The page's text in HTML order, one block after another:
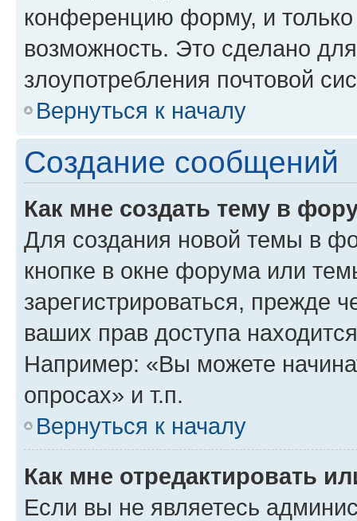
конференцию форму, и
возможность. Это сделано
злоупотребления почтовой
Вернуться к началу
Создание сообщений
Как мне создать тему в
Для создания новой темы в
кнопке в окне форума или
зарегистрироваться, прежде
ваших прав доступа
Например: «Вы можете
опросах» и т.п.
Вернуться к началу
Как мне отредактировать
Если вы не являетесь